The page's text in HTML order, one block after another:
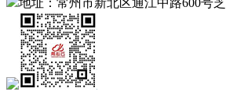
地址：常州市新北区通江中路600号